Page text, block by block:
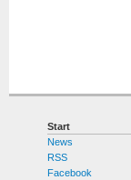
Start
News
RSS
Facebook